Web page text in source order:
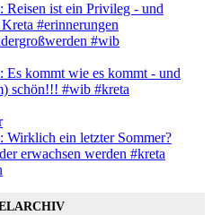
Reisen ist ein Privileg - und
#erinnerungen
#wib
Es kommt wie es kommt - und
schön!!! #wib #kreta
Wirklich ein letzter Sommer?
erwachsen werden #kreta